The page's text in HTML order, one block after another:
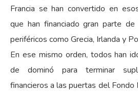
Francia se han convertido en
que han financiado gran parte
periféricos como Grecia, Irlanda y
En ese mismo orden, todos han
de dominó para terminar
financieros a las puertas del